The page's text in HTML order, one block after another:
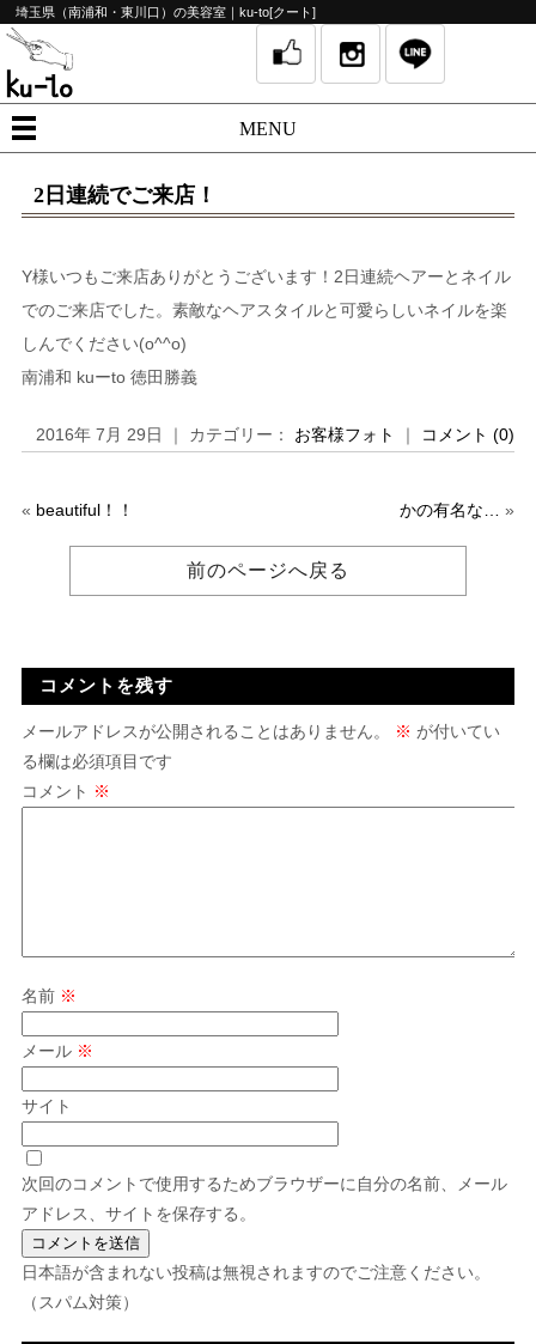
埼玉県（南浦和・東川口）の美容室｜ku-to[クート]
MENU
2日連続でご来店！
Y様いつもご来店ありがとうございます！2日連続ヘアーとネイル
でのご来店でした。素敵なヘアスタイルと可愛らしいネイルを楽
しんでください(o^^o)
南浦和 kuーto 徳田勝義
2016年 7月 29日 ｜ カテゴリー： お客様フォト ｜ コメント (0)
« beautiful！！ かの有名な… »
前のページへ戻る
コメントを残す
メールアドレスが公開されることはありません。 ※ が付いてい
る欄は必須項目です
コメント ※
名前 ※
メール ※
サイト
次回のコメントで使用するためブラウザーに自分の名前、メール
アドレス、サイトを保存する。
日本語が含まれない投稿は無視されますのでご注意ください。
（スパム対策）